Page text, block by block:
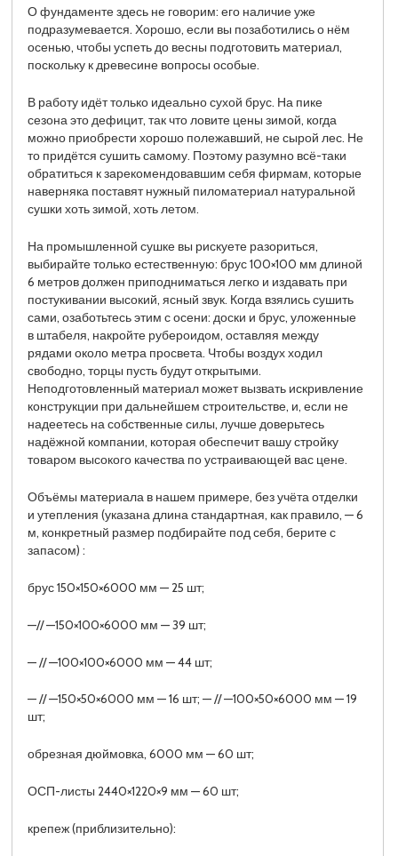
О фундаменте здесь не говорим: его наличие уже
подразумевается. Хорошо, если вы позаботились о нём
осенью, чтобы успеть до весны подготовить материал,
поскольку к древесине вопросы особые.
В работу идёт только идеально сухой брус. На пике
сезона это дефицит, так что ловите цены зимой, когда
можно приобрести хорошо полежавший, не сырой лес. Не
то придётся сушить самому. Поэтому разумно всё-таки
обратиться к зарекомендовавшим себя фирмам, которые
наверняка поставят нужный пиломатериал натуральной
сушки хоть зимой, хоть летом.
На промышленной сушке вы рискуете разориться,
выбирайте только естественную: брус 100×100 мм длиной
6 метров должен приподниматься легко и издавать при
постукивании высокий, ясный звук. Когда взялись сушить
сами, озаботьтесь этим с осени: доски и брус, уложенные
в штабеля, накройте рубероидом, оставляя между
рядами около метра просвета. Чтобы воздух ходил
свободно, торцы пусть будут открытыми.
Неподготовленный материал может вызвать искривление
конструкции при дальнейшем строительстве, и, если не
надеетесь на собственные силы, лучше доверьтесь
надёжной компании, которая обеспечит вашу стройку
товаром высокого качества по устраивающей вас цене.
Объёмы материала в нашем примере, без учёта отделки
и утепления (указана длина стандартная, как правило, — 6
м, конкретный размер подбирайте под себя, берите с
запасом) :
брус 150×150×6000 мм — 25 шт;
—// —150×100×6000 мм — 39 шт;
— // —100×100×6000 мм — 44 шт;
— // —150×50×6000 мм — 16 шт; — // —100×50×6000 мм — 19
шт;
обрезная дюймовка, 6000 мм — 60 шт;
ОСП-листы 2440×1220×9 мм — 60 шт;
крепеж (приблизительно):